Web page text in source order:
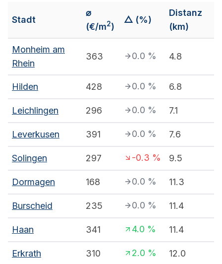
Stadt
⌀
(€/m2)
△ (%)
Distanz
(km)
Monheim am
Rhein
363 0.0 % 4.8
Hilden 428 0.0 % 6.8
Leichlingen 296 0.0 % 7.1
Leverkusen 391 0.0 % 7.6
Solingen 297 -0.3 % 9.5
Dormagen 168 0.0 % 11.3
Burscheid 235 0.0 % 11.4
Haan 341 4.0 % 11.4
Erkrath 310 2.0 % 12.0